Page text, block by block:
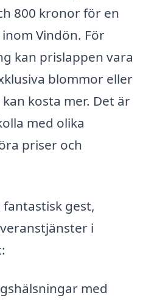
800 kronor för en
Vindön. För
kan prislappen vara
blommor eller
kosta mer. Det är
med olika
priser och
gest,
i
med